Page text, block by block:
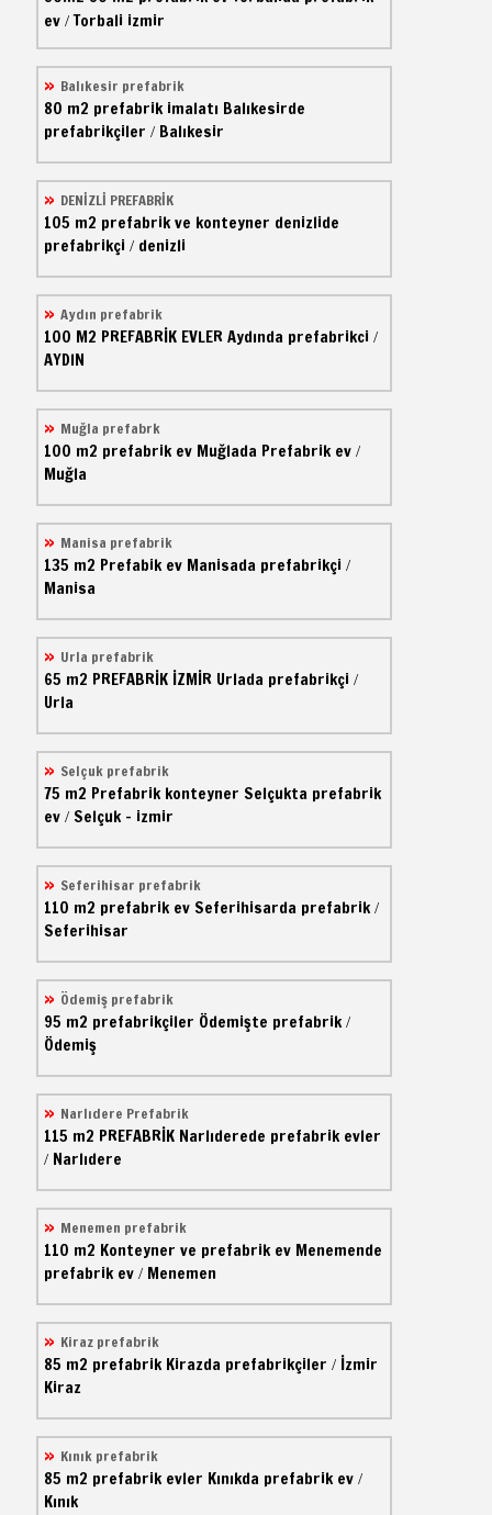
ev/Torbali izmir
Balıkesir prefabrik
80 m2 prefabrik imalatı Balıkesirde
prefabrikçiler / Balıkesir
DENİZLİ PREFABRİK
105 m2 prefabrik ve konteyner denizlide
prefabrikçi / denizli
Aydın prefabrik
100 M2 PREFABRİK EVLERAydında prefabrikci /
AYDIN
Muğla prefabrk
100 m2 prefabrik ev Muğlada Prefabrik ev/
Muğla
Manisa prefabrik
135 m2 Prefabik ev Manisada prefabrikçi /
Manisa
Urla prefabrik
65 m2 PREFABRİK İZMİR Urlada prefabrikçi /
Urla
Selçuk prefabrik
75 m2 Prefabrik konteyner Selçukta prefabrik
ev/ Selçuk - izmir
Seferihisar prefabrik
110 m2 prefabrik ev Seferihisarda prefabrik/
Seferihisar
Ödemiş prefabrik
95 m2 prefabrikçiler Ödemişte prefabrik/
Ödemiş
Narlıdere Prefabrik
115 m2 PREFABRİK Narlıderede prefabrik evler
/ Narlıdere
Menemen prefabrik
110 m2 Konteyner ve prefabrik ev Menemende
prefabrik ev/ Menemen
Kiraz prefabrik
85 m2 prefabrik Kirazda prefabrikçiler / İzmir
Kiraz
Kınık prefabrik
85 m2 prefabrik evler Kınıkda prefabrik ev/
Kınık